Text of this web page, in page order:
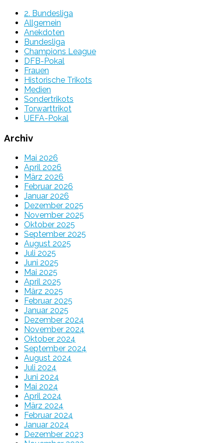
2. Bundesliga
Allgemein
Anekdoten
Bundesliga
Champions League
DFB-Pokal
Frauen
Historische Trikots
Medien
Sondertrikots
Torwarttrikot
UEFA-Pokal
Archiv
Mai 2026
April 2026
März 2026
Februar 2026
Januar 2026
Dezember 2025
November 2025
Oktober 2025
September 2025
August 2025
Juli 2025
Juni 2025
Mai 2025
April 2025
März 2025
Februar 2025
Januar 2025
Dezember 2024
November 2024
Oktober 2024
September 2024
August 2024
Juli 2024
Juni 2024
Mai 2024
April 2024
März 2024
Februar 2024
Januar 2024
Dezember 2023